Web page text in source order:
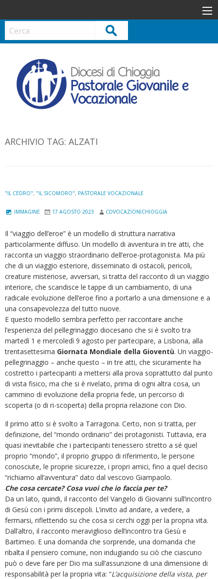
k
p
Cerca
ARCHIVIO TAG: ALZATI
"IL CEDRO", "IL SICOMORO", PASTORALE VOCAZIONALE
IMMAGINE 17 AGOSTO 2023 CDVOCAZIONICHIOGGIA
Il “viaggio dell’eroe” è un modello di struttura narrativa
particolarmente diffuso. Un modello di avventura in tre atti, che
racconta un viaggio straordinario dell’eroe-protagonista. Ma più
che di un viaggio esteriore, disseminato di ostacoli, pericoli,
creature misteriose, avversari, si tratta del racconto di un viaggio
interiore, che scandisce le tappe di un cambiamento, di una
radicale evoluzione dell’eroe fino a portarlo a una dimensione e a
una consapevolezza del tutto nuove.
E questo modello sembra perfetto per raccontare anche
l’esperienza del pellegrinaggio diocesano che si è svolto tra
martedì 1 e mercoledì 9 agosto per partecipare, a Lisbona, alla
trentasettesima Giornata Mondiale della Gioventù. Un viaggio-
pellegrinaggio – anche questo – in tre atti, che sicuramente ha
costretto i partecipanti a mettersi alla prova soprattutto dal punto
di vista fisico, ma che si è rivelato, prima di ogni altra cosa, un
cammino di evoluzione della propria fede, un percorso di
scoperta (o di ri-scoperta) della propria relazione con Dio.
Il primo atto si è svolto a Tarragona. Certo, non si tratta, per
definizione, del “mondo ordinario” dei protagonisti. Tuttavia, era
quasi inevitabile che i partecipanti tenessero stretto a sé quel
proprio “mondo”, il proprio gruppo di riferimento, le persone
conosciute, le proprie sicurezze, i propri amici, fino a quel deciso
“richiamo all’avventura” dato dal vescovo Giampaolo.
Che cosa cercate? Cosa vuoi che io faccia per te?
Da un lato, quindi, il racconto del Vangelo di Giovanni sull’incontro
di Gesù con i primi discepoli. L’invito ad andare, a vedere, a
fermarsi, riflettendo su che cosa si cerchi oggi per la propria vita.
Dall’altro, il racconto meraviglioso dell’incontro tra Gesù e
Bartimeo. E una domanda che sorprende, una domanda che
ribalta il pensiero comune, non indugiando su ciò che ciascuno
può o deve fare per Dio ma sull’assunzione di una dimensione di
responsabilità per la propria vita: “L’acquisizione della vista, per